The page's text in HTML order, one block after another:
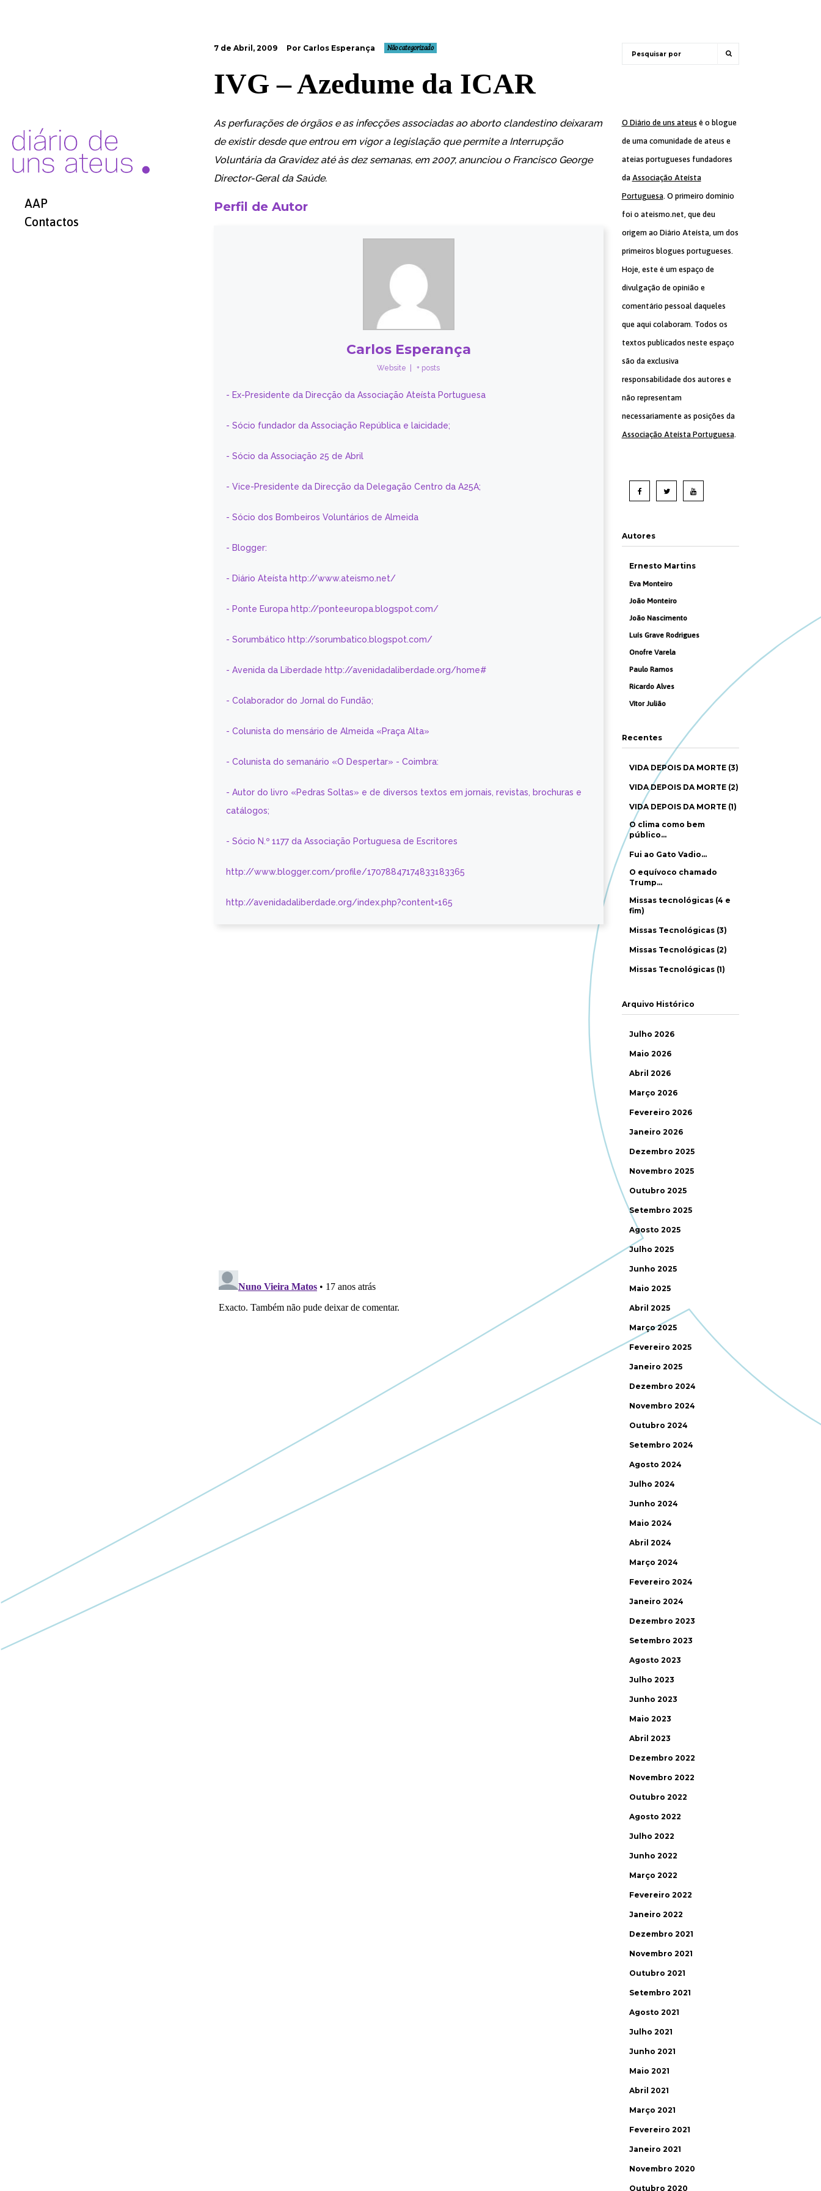
AAP
Contactos
7 de Abril, 2009 Por Carlos Esperança Não categorizado
IVG – Azedume da ICAR
As perfurações de órgãos e as infecções associadas ao aborto clandestino deixaram
de existir desde que entrou em vigor a legislação que permite a Interrupção
Voluntária da Gravidez até às dez semanas, em 2007, anunciou o Francisco George
Director-Geral da Saúde.
Perfil de Autor
Carlos Esperança
Website + posts
- Ex-Presidente da Direcção da Associação Ateísta Portuguesa
- Sócio fundador da Associação República e laicidade;
- Sócio da Associação 25 de Abril
- Vice-Presidente da Direcção da Delegação Centro da A25A;
- Sócio dos Bombeiros Voluntários de Almeida
- Blogger:
- Diário Ateísta http://www.ateismo.net/
- Ponte Europa http://ponteeuropa.blogspot.com/
- Sorumbático http://sorumbatico.blogspot.com/
- Avenida da Liberdade http://avenidadaliberdade.org/home#
- Colaborador do Jornal do Fundão;
- Colunista do mensário de Almeida «Praça Alta»
- Colunista do semanário «O Despertar» - Coimbra:
- Autor do livro «Pedras Soltas» e de diversos textos em jornais, revistas, brochuras e
catálogos;
- Sócio N.º 1177 da Associação Portuguesa de Escritores
http://www.blogger.com/profile/17078847174833183365
http://avenidadaliberdade.org/index.php?content=165
O Diário de uns ateus é o blogue
de uma comunidade de ateus e
ateias portugueses fundadores
da Associação Ateísta
Portuguesa. O primeiro domínio
foi o ateismo.net, que deu
origem ao Diário Ateísta, um dos
primeiros blogues portugueses.
Hoje, este é um espaço de
divulgação de opinião e
comentário pessoal daqueles
que aqui colaboram. Todos os
textos publicados neste espaço
são da exclusiva
responsabilidade dos autores e
não representam
necessariamente as posições da
Associação Ateísta Portuguesa.
Autores
Ernesto Martins
Eva Monteiro
João Monteiro
João Nascimento
Luís Grave Rodrigues
Onofre Varela
Paulo Ramos
Ricardo Alves
Vítor Julião
Recentes
VIDA DEPOIS DA MORTE (3)
VIDA DEPOIS DA MORTE (2)
VIDA DEPOIS DA MORTE (1)
O clima como bem
público…
Fui ao Gato Vadio…
O equívoco chamado
Trump…
Missas tecnológicas (4 e
fim)
Missas Tecnológicas (3)
Missas Tecnológicas (2)
Missas Tecnológicas (1)
Arquivo Histórico
Julho 2026
Maio 2026
Abril 2026
Março 2026
Fevereiro 2026
Janeiro 2026
Dezembro 2025
Novembro 2025
Outubro 2025
Setembro 2025
Agosto 2025
Julho 2025
Junho 2025
Maio 2025
Abril 2025
Março 2025
Fevereiro 2025
Janeiro 2025
Dezembro 2024
Novembro 2024
Outubro 2024
Setembro 2024
Agosto 2024
Julho 2024
Junho 2024
Maio 2024
Abril 2024
Março 2024
Fevereiro 2024
Janeiro 2024
Dezembro 2023
Setembro 2023
Agosto 2023
Julho 2023
Junho 2023
Maio 2023
Abril 2023
Dezembro 2022
Novembro 2022
Outubro 2022
Agosto 2022
Julho 2022
Junho 2022
Março 2022
Fevereiro 2022
Janeiro 2022
Dezembro 2021
Novembro 2021
Outubro 2021
Setembro 2021
Agosto 2021
Julho 2021
Junho 2021
Maio 2021
Abril 2021
Março 2021
Fevereiro 2021
Janeiro 2021
Novembro 2020
Outubro 2020